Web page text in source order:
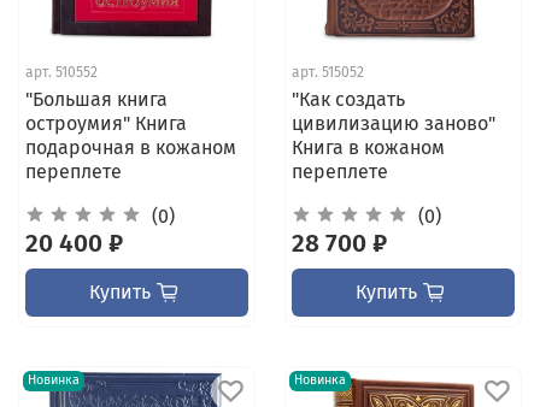
арт. 510552
"Большая книга
остроумия" Книга
подарочная в кожаном
переплете
(0)
20 400 ₽
Купить
арт. 515052
"Как создать
цивилизацию заново"
Книга в кожаном
переплете
(0)
28 700 ₽
Купить
Новинка Новинка